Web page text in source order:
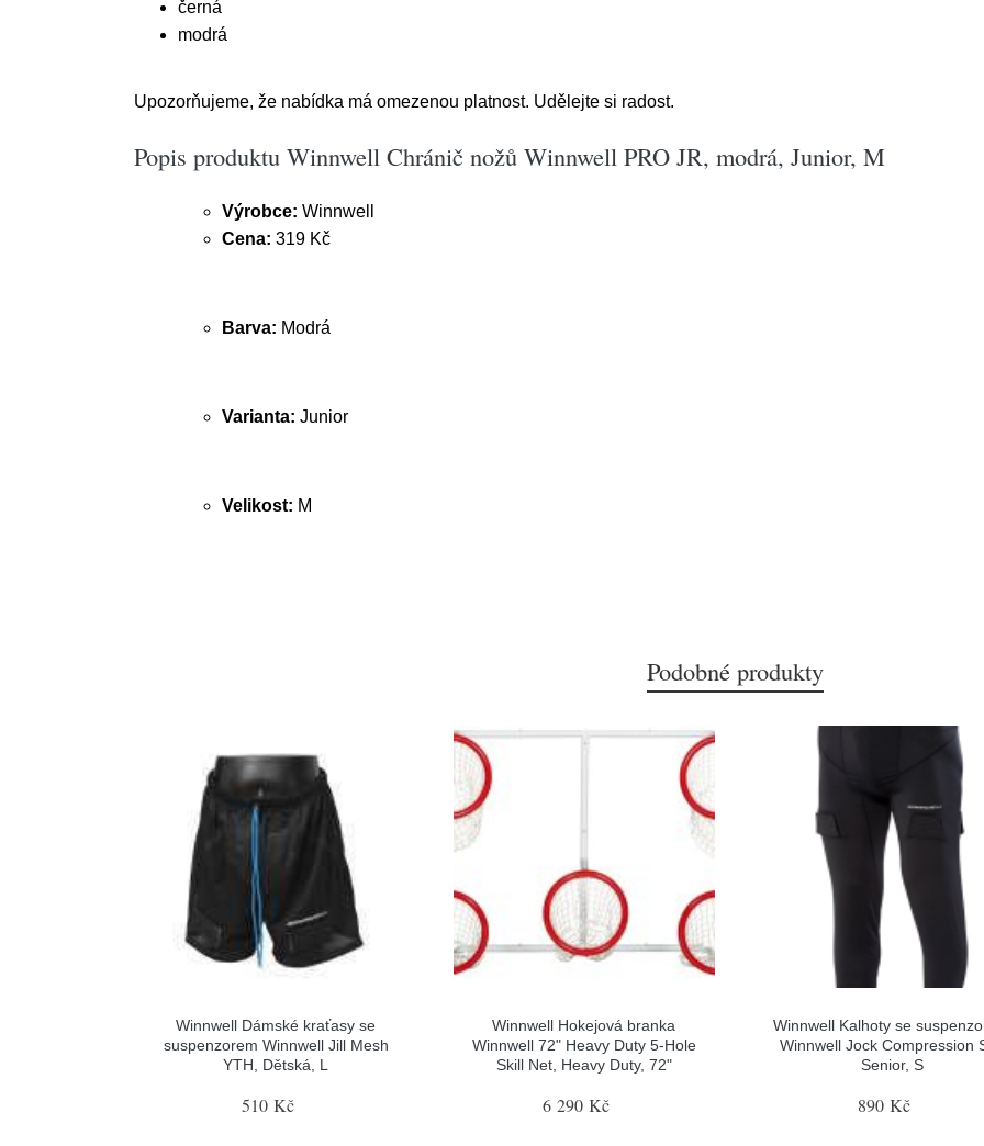
černá
modrá
Upozorňujeme, že nabídka má omezenou platnost. Udělejte si radost.
Popis produktu Winnwell Chránič nožů Winnwell PRO JR, modrá, Junior, M
Výrobce: Winnwell
Cena: 319 Kč
Barva: Modrá
Varianta: Junior
Velikost: M
Podobné produkty
Winnwell Dámské kraťasy se
suspenzorem Winnwell Jill Mesh
YTH, Dětská, L
510 Kč
Winnwell Hokejová branka
Winnwell 72" Heavy Duty 5-Hole
Skill Net, Heavy Duty, 72"
6 290 Kč
Winnwell Kalhoty se
Winnwell Jock Compression
Senior, S
890 Kč